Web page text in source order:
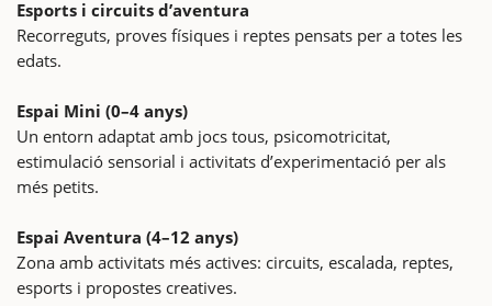
Esports i circuits d’aventura
Recorreguts, proves físiques i reptes pensats per a totes les
edats.
Espai Mini (0–4 anys)
Un entorn adaptat amb jocs tous, psicomotricitat,
estimulació sensorial i activitats d’experimentació per als
més petits.
Espai Aventura (4–12 anys)
Zona amb activitats més actives: circuits, escalada, reptes,
esports i propostes creatives.